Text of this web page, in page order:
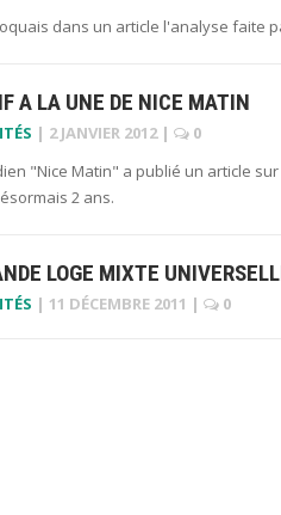
dans un article l'analyse faite
A LA UNE DE NICE MATIN
| 2 JANVIER 2012 |
0
"Nice Matin" a publié un article
2 ans.
LOGE MIXTE
| 11 DÉCEMBRE 2011 | 0